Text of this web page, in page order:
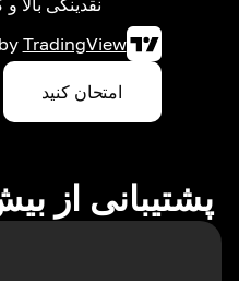
TradingView
امتحان کنید
پشتیبانی از بیش از ۱۰۰